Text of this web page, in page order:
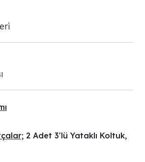
2 Adet 3'lü Yataklı Koltuk,